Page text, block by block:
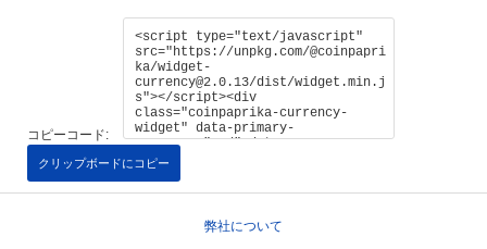
コピーコード:
クリップボードにコピー
弊社について